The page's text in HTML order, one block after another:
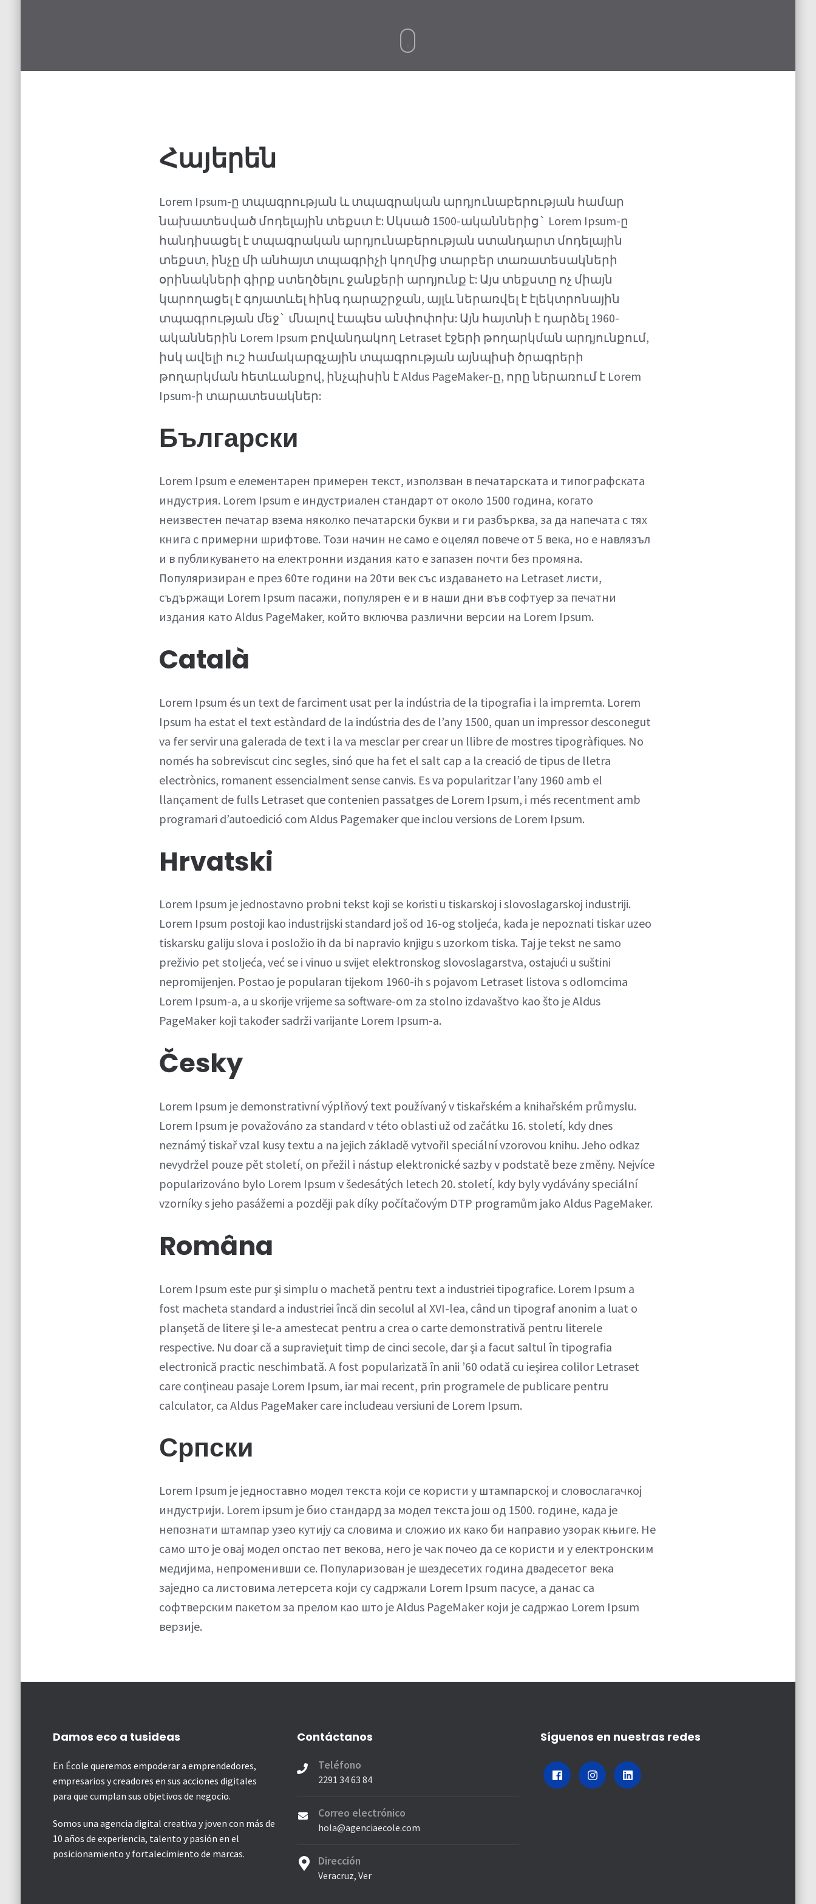
Հայերեն
Lorem Ipsum-ը տպագրության և տպագրական արդյունաբերության համար
նախատեսված մոդելային տեքստ է: Սկսած 1500-ականներից` Lorem Ipsum-ը
հանդիսացել է տպագրական արդյունաբերության ստանդարտ մոդելային
տեքստ, ինչը մի անհայտ տպագրիչի կողմից տարբեր տառատեսակների
օրինակների գիրք ստեղծելու ջանքերի արդյունք է: Այս տեքստը ոչ միայն
կարողացել է գոյատևել հինգ դարաշրջան, այլև ներառվել է էլեկտրոնային
տպագրության մեջ` մնալով էապես անփոփոխ: Այն հայտնի է դարձել 1960-
ականներին Lorem Ipsum բովանդակող Letraset էջերի թողարկման արդյունքում,
իսկ ավելի ուշ համակարգչային տպագրության այնպիսի ծրագրերի
թողարկման հետևանքով, ինչպիսին է Aldus PageMaker-ը, որը ներառում է Lorem
Ipsum-ի տարատեսակներ:
Български
Lorem Ipsum е елементарен примерен текст, използван в печатарската и типографската
индустрия. Lorem Ipsum е индустриален стандарт от около 1500 година, когато
неизвестен печатар взема няколко печатарски букви и ги разбърква, за да напечата с тях
книга с примерни шрифтове. Този начин не само е оцелял повече от 5 века, но е навлязъл
и в публикуването на електронни издания като е запазен почти без промяна.
Популяризиран е през 60те години на 20ти век със издаването на Letraset листи,
съдържащи Lorem Ipsum пасажи, популярен е и в наши дни във софтуер за печатни
издания като Aldus PageMaker, който включва различни версии на Lorem Ipsum.
Català
Lorem Ipsum és un text de farciment usat per la indústria de la tipografia i la impremta. Lorem
Ipsum ha estat el text estàndard de la indústria des de l’any 1500, quan un impressor desconegut
va fer servir una galerada de text i la va mesclar per crear un llibre de mostres tipogràfiques. No
només ha sobreviscut cinc segles, sinó que ha fet el salt cap a la creació de tipus de lletra
electrònics, romanent essencialment sense canvis. Es va popularitzar l’any 1960 amb el
llançament de fulls Letraset que contenien passatges de Lorem Ipsum, i més recentment amb
programari d’autoedició com Aldus Pagemaker que inclou versions de Lorem Ipsum.
Hrvatski
Lorem Ipsum je jednostavno probni tekst koji se koristi u tiskarskoj i slovoslagarskoj industriji.
Lorem Ipsum postoji kao industrijski standard još od 16-og stoljeća, kada je nepoznati tiskar uzeo
tiskarsku galiju slova i posložio ih da bi napravio knjigu s uzorkom tiska. Taj je tekst ne samo
preživio pet stoljeća, već se i vinuo u svijet elektronskog slovoslagarstva, ostajući u suštini
nepromijenjen. Postao je popularan tijekom 1960-ih s pojavom Letraset listova s odlomcima
Lorem Ipsum-a, a u skorije vrijeme sa software-om za stolno izdavaštvo kao što je Aldus
PageMaker koji također sadrži varijante Lorem Ipsum-a.
Česky
Lorem Ipsum je demonstrativní výplňový text používaný v tiskařském a knihařském průmyslu.
Lorem Ipsum je považováno za standard v této oblasti už od začátku 16. století, kdy dnes
neznámý tiskař vzal kusy textu a na jejich základě vytvořil speciální vzorovou knihu. Jeho odkaz
nevydržel pouze pět století, on přežil i nástup elektronické sazby v podstatě beze změny. Nejvíce
popularizováno bylo Lorem Ipsum v šedesátých letech 20. století, kdy byly vydávány speciální
vzorníky s jeho pasážemi a později pak díky počítačovým DTP programům jako Aldus PageMaker.
Româna
Lorem Ipsum este pur şi simplu o machetă pentru text a industriei tipografice. Lorem Ipsum a
fost macheta standard a industriei încă din secolul al XVI-lea, când un tipograf anonim a luat o
planşetă de litere şi le-a amestecat pentru a crea o carte demonstrativă pentru literele
respective. Nu doar că a supravieţuit timp de cinci secole, dar şi a facut saltul în tipografia
electronică practic neschimbată. A fost popularizată în anii ’60 odată cu ieşirea colilor Letraset
care conţineau pasaje Lorem Ipsum, iar mai recent, prin programele de publicare pentru
calculator, ca Aldus PageMaker care includeau versiuni de Lorem Ipsum.
Српски
Lorem Ipsum је једноставно модел текста који се користи у штампарској и словослагачкој
индустрији. Lorem ipsum је био стандард за модел текста још од 1500. године, када је
непознати штампар узео кутију са словима и сложио их како би направио узорак књиге. Не
само што је овај модел опстао пет векова, него је чак почео да се користи и у електронским
медијима, непроменивши се. Популаризован је шездесетих година двадесетог века
заједно са листовима летерсета који су садржали Lorem Ipsum пасусе, а данас са
софтверским пакетом за прелом као што је Aldus PageMaker који је садржао Lorem Ipsum
верзије.
Damos eco a tusideas
En École queremos empoderar a emprendedores,
empresarios y creadores en sus acciones digitales
para que cumplan sus objetivos de negocio.
Somos una agencia digital creativa y joven con más de
10 años de experiencia, talento y pasión en el
posicionamiento y fortalecimiento de marcas.
Contáctanos
Teléfono
2291 34 63 84
Correo electrónico
hola@agenciaecole.com
Dirección
Veracruz, Ver
Síguenos en nuestras redes